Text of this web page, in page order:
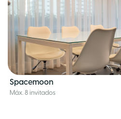
Spacemoon
Máx. 8 invitados